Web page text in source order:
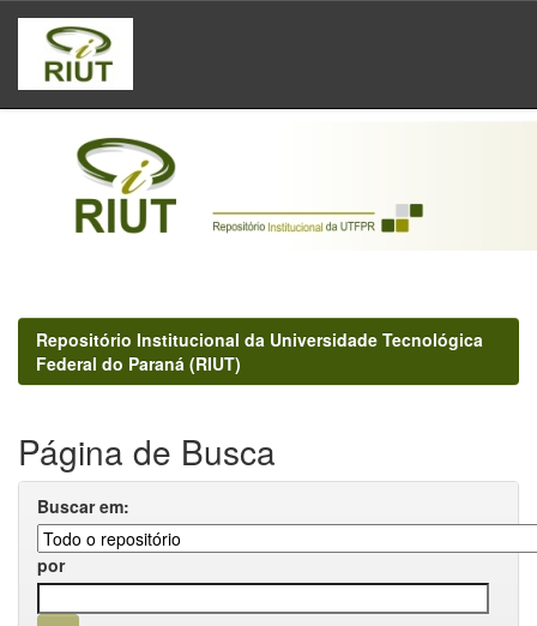
Skip
navigation
Repositório Institucional da Universidade Tecnológica
Federal do Paraná (RIUT)
Página de Busca
Buscar em:
por